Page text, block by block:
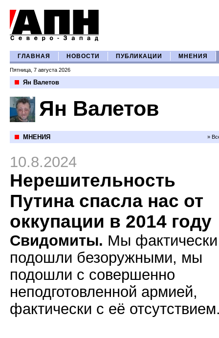
ГЛАВНАЯ НОВОСТИ ПУБЛИКАЦИИ МНЕНИЯ
Пятница, 7 августа 2026
Ян Валетов
Ян Валетов
МНЕНИЯ »
10.8.2024
Нерешительность
Путина спасла нас от
оккупации в 2014 году
Свидомиты. Мы фактически
подошли безоружными, мы
подошли с совершенно
неподготовленной армией,
фактически с её